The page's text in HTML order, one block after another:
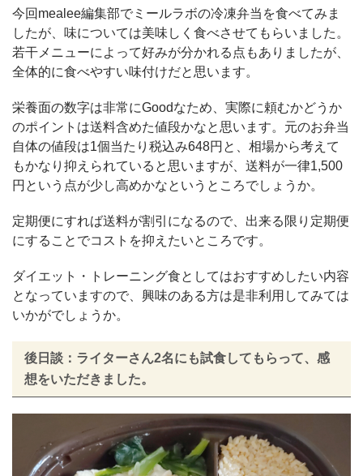
今回mealee編集部でミールラボの冷凍弁当を食べてみま
したが、味については美味しく食べさせてもらいました。
若干メニューによって好みが分かれる点もありましたが、
全体的に食べやすい味付けだと思います。
栄養面の数字は非常にGoodなため、実際に頼むかどうか
のポイントは送料含めた値段かなと思います。元のお弁当
自体の値段は1個当たり税込み648円と、相場から考えて
もかなり抑えられていると思いますが、送料が一律1,500
円という点が少し高めかなというところでしょうか。
定期便にすれば送料が割引になるので、出来る限り定期便
にすることでコストを抑えたいところです。
ダイエット・トレーニング食としてはおすすめしたい内容
となっていますので、興味のある方は是非利用してみては
いかがでしょうか。
後日談：ライターさん2名にも試食してもらって、感
想をいただきました。